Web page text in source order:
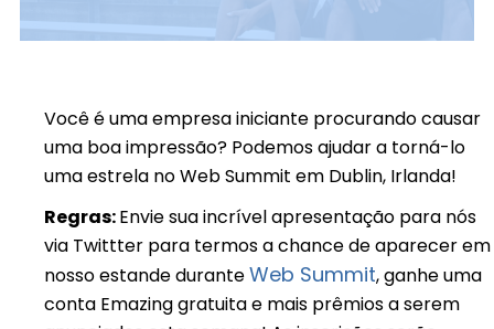
Você é uma empresa iniciante procurando causar
uma boa impressão? Podemos ajudar a torná-lo
uma estrela no Web Summit em Dublin, Irlanda!
Regras:Envie sua incrível apresentação para nós
via Twittter para termos a chance de aparecer em
nosso estande duranteWeb Summit, ganhe uma
conta Emazing gratuita e mais prêmios a serem